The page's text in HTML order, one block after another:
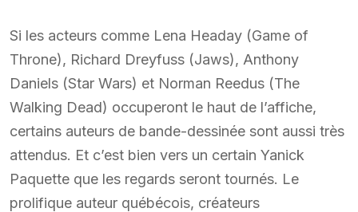
Si les acteurs comme Lena Headay (Game of
Throne), Richard Dreyfuss (Jaws), Anthony
Daniels (Star Wars) et Norman Reedus (The
Walking Dead) occuperont le haut de l’affiche,
certains auteurs de bande-dessinée sont aussi très
attendus. Et c’est bien vers un certain Yanick
Paquette que les regards seront tournés. Le
prolifique auteur québécois, créateurs